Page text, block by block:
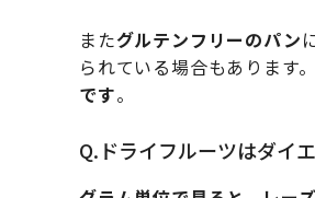
またグルテンフリーのパン
られている場合もあります
です。
Q.ドライフルーツはダイ